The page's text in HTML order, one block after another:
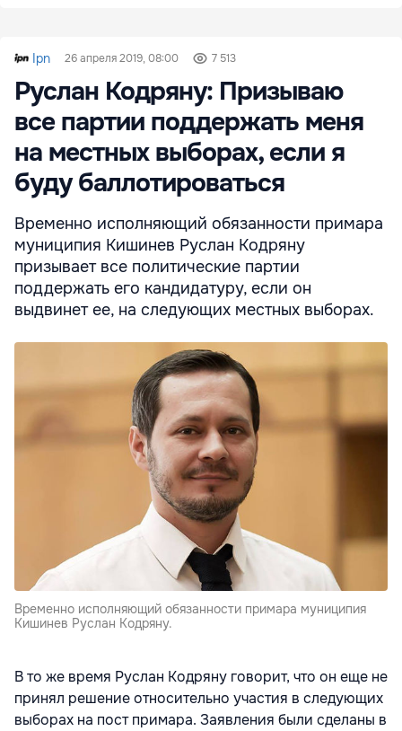
Ipn 26 апреля 2019, 08:00 7 513
Руслан Кодряну: Призываю
все партии поддержать меня
на местных выборах, если я
буду баллотироваться
Временно исполняющий обязанности примара
муниципия Кишинев Руслан Кодряну
призывает все политические партии
поддержать его кандидатуру, если он
выдвинет ее, на следующих местных выборах.
Временно исполняющий обязанности примара муниципия
Кишинев Руслан Кодряну.
В то же время Руслан Кодряну говорит, что он еще не
принял решение относительно участия в следующих
выборах на пост примара. Заявления были сделаны в